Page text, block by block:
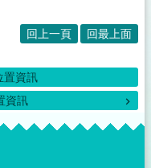
回上一頁 回最上面
置資訊
資訊